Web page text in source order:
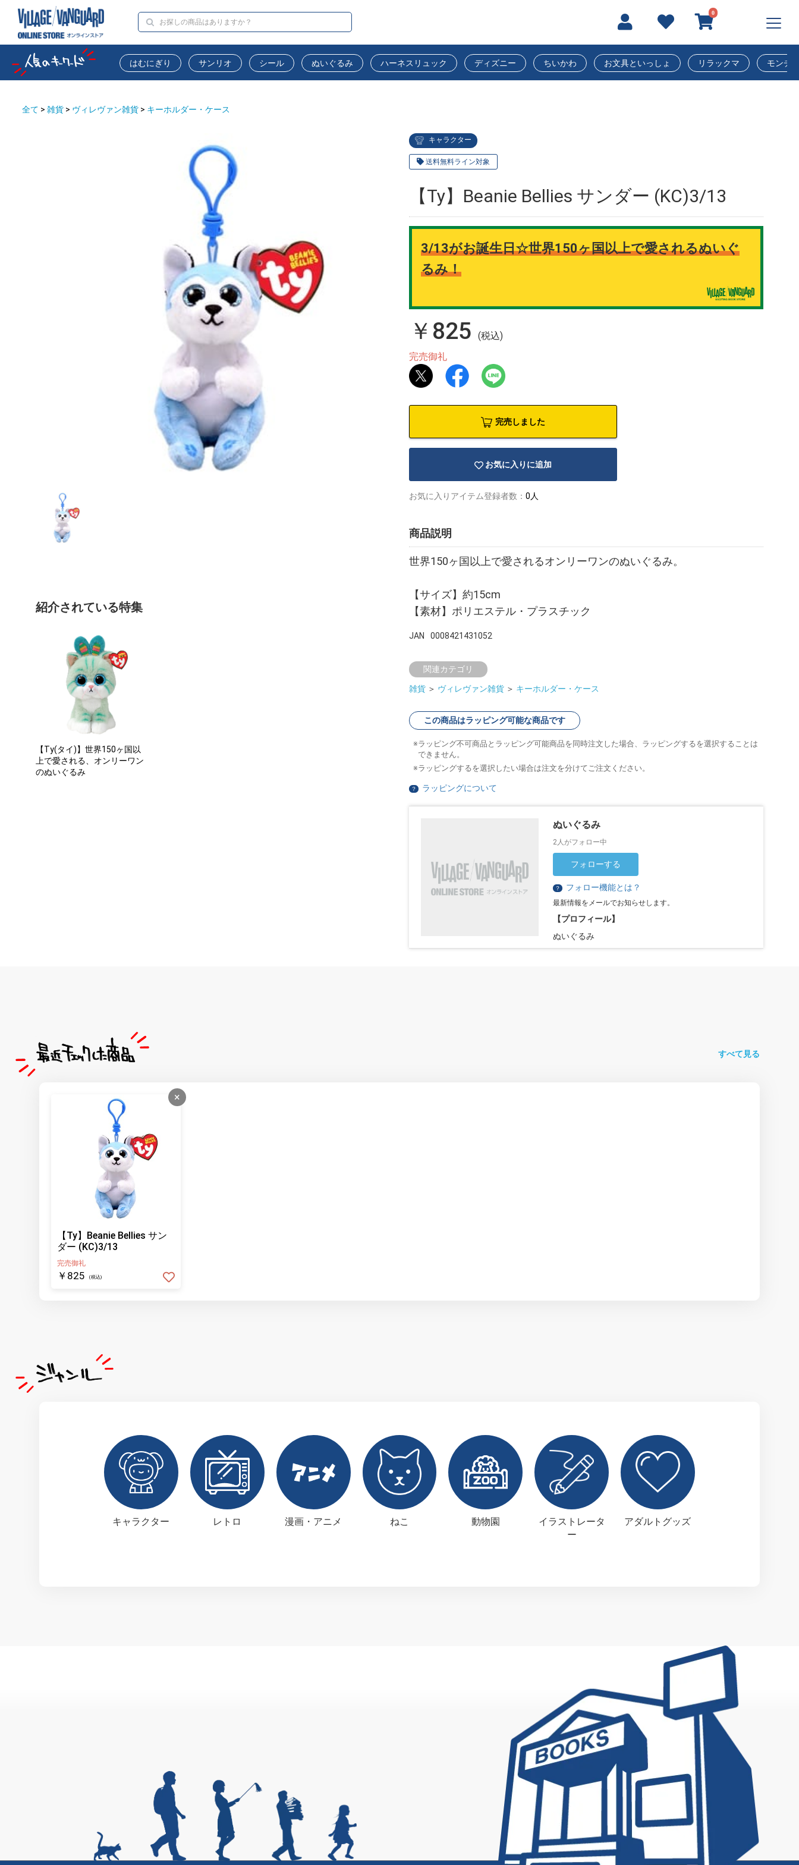
0
はむにぎり サンリオ シール ぬいぐるみ ハーネスリュック ディズニー ちいかわ お文具といっしょ リラックマ モンチ
全て > 雑貨 > ヴィレヴァン雑貨 > キーホルダー・ケース
キャラクター
送料無料ライン対象
【Ty】Beanie Bellies サンダー (KC)3/13
3/13がお誕生日☆世界150ヶ国以上で愛されるぬいぐ
るみ！
￥825
(税込)
完売御礼
完売しました
お気に入りに追加
お気に入りアイテム登録者数： 0人
商品説明
世界150ヶ国以上で愛されるオンリーワンのぬいぐるみ。
【サイズ】約15cm
【素材】ポリエステル・プラスチック
JAN 0008421431052
関連カテゴリ
雑貨 ＞ ヴィレヴァン雑貨 ＞ キーホルダー・ケース
この商品はラッピング可能な商品です
ラッピング不可商品とラッピング可能商品を同時注文した場合、ラッピングするを選択することは
できません。
ラッピングするを選択したい場合は注文を分けてご注文ください。
？ ラッピングについて
ぬいぐるみ
2人がフォロー中
フォローする
？ フォロー機能とは？
最新情報をメールでお知らせします。
【プロフィール】
ぬいぐるみ
紹介されている特集
【Ty(タイ)】世界150ヶ国以
上で愛される、オンリーワン
のぬいぐるみ
すべて見る
×
【Ty】Beanie Bellies サン
ダー (KC)3/13
完売御礼
￥825 (税込)
キャラクター レトロ 漫画・アニメ ねこ 動物園
イラストレータ
ー
アダルトグッズ